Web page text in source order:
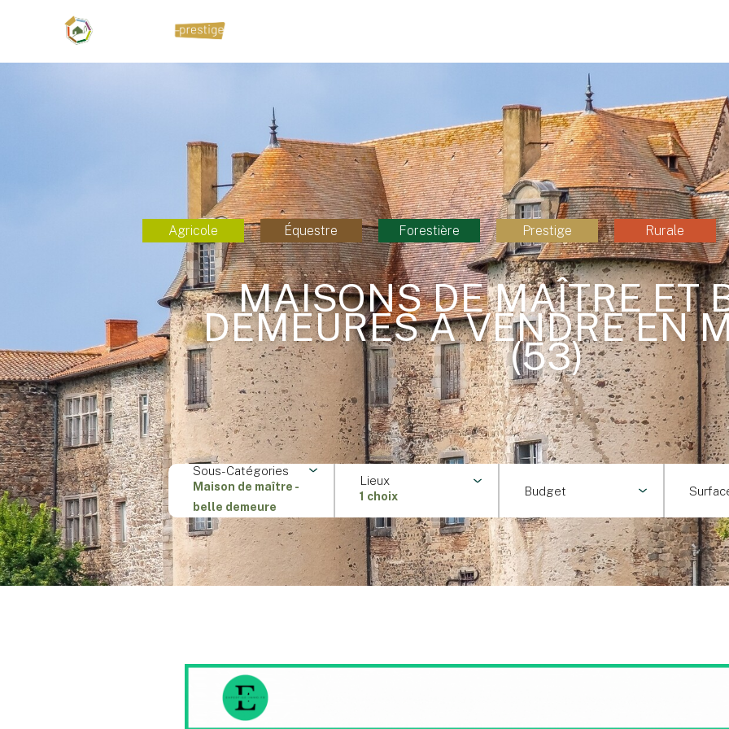
Agricole Équestre Forestière Prestige Rurale
MAISONS DE MAÎTRE ET
DEMEURES À VENDRE EN
(53)
Sous-Catégories
Maison de maître -
belle demeure
Lieux
1 choix Budget